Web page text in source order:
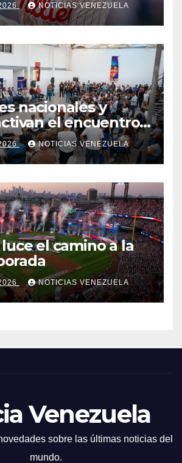
NOTICIAS VENEZUELA
nacionales y
el encuentro
a Venezuela»
propuestas
comunidades
NOTICIAS VENEZUELA
luce el camino a la
NOTICIAS VENEZUELA
Venezuela
sobre las últimas noticias del
mundo.